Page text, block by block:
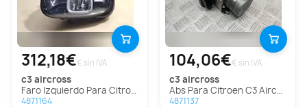
312,18€€ sin IVA
c3 aircross
Faro Izquierdo Para Citroen C3 Aircross
4871164
104,06€€ sin IVA
c3 aircross
Abs Para Citroen C3 Aircross
4871137